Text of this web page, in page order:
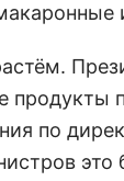
продукты
по